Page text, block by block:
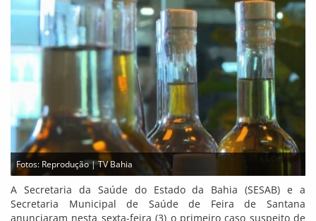
Fotos: Reprodução | TV Bahia
A Secretaria da Saúde do Estado da Bahia (SESAB) e a
Secretaria Municipal de Saúde de Feira de Santana
anunciaram nesta sexta-feira (3) o primeiro caso suspeito de